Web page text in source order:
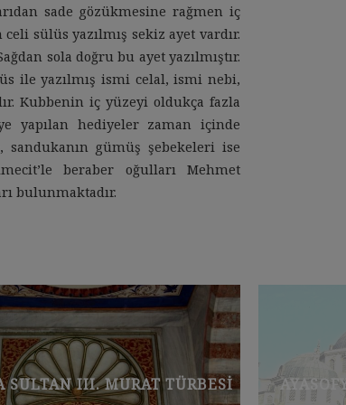
sade gözükmesine rağmen iç
sülüs yazılmış sekiz ayet vardır.
sola doğru bu ayet yazılmıştır.
ile yazılmış ismi celal, ismi nebi,
Kubbenin iç yüzeyi oldukça fazla
yapılan hediyeler zaman içinde
sandukanın gümüş şebekeleri ise
beraber oğulları Mehmet
bulunmaktadır.
VAFTIZHANE TÜRBELERI BEYAZIT